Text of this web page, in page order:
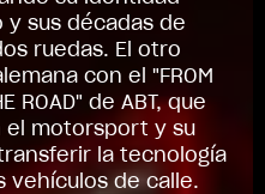
sus décadas de
ruedas. El otro
con el "FROM
ROAD" de ABT, que
el motorsport y su
la tecnología
vehículos de calle.